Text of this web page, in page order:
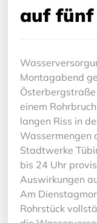
auf fünf
Montagabend
Österbergstraße
einem
langen Riss in
Wassermengen
Stadtwerke
bis 24 Uhr
Auswirkungen
Am
Rohrstück